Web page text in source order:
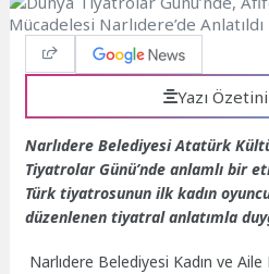
Yazı
Narlıdere Belediyesi Atatürk
Tiyatrolar Günü’nde anlamlı bir
Türk tiyatrosunun ilk kadın
düzenlenen tiyatral anlatımla
Narlıdere Belediyesi Kadın ve